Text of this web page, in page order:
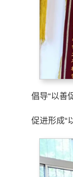
倡导“以善
促进形成“